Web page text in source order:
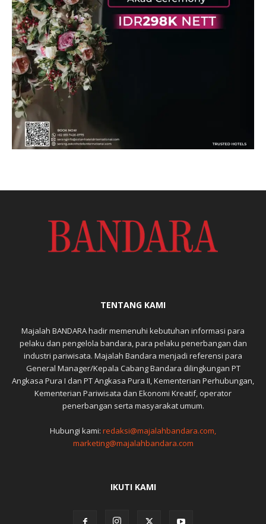
TENTANG KAMI
Majalah BANDARA hadir memenuhi kebutuhan informasi para
pelaku dan pengelola bandara, para pelaku penerbangan dan
industri pariwisata. Majalah Bandara menjadi referensi para
General Manager/Kepala Cabang Bandara dilingkungan PT
Angkasa Pura I dan PT Angkasa Pura II, Kementerian Perhubungan,
Kementerian Pariwisata dan Ekonomi Kreatif, operator
penerbangan serta masyarakat umum.
Hubungi kami: redaksi@majalahbandara.com,
marketing@majalahbandara.com
IKUTI KAMI